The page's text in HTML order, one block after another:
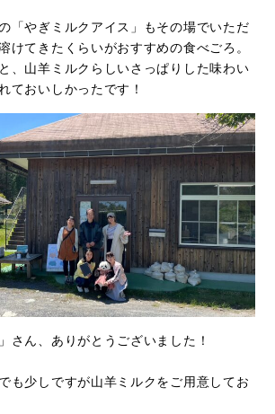
「やぎミルクアイス」もその場でいただ
けてきたくらいがおすすめの食べごろ。
、山羊ミルクらしいさっぱりした味わい
ておいしかったです！
さん、ありがとうございました！
も少しですが山羊ミルクをご用意してお